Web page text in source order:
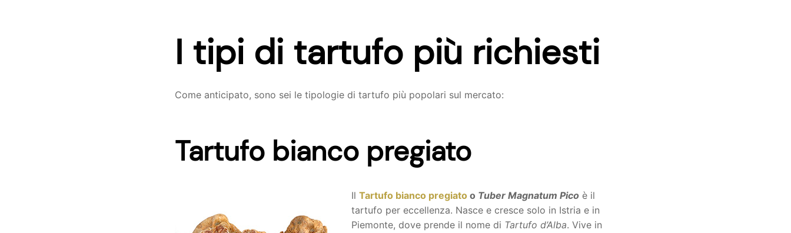
I tipi di tartufo più richiesti
Come anticipato, sono sei le tipologie di tartufo più popolari sul mercato:
Tartufo bianco pregiato
Il Tartufo bianco pregiato o Tuber Magnatum Pico è il
tartufo per eccellenza. Nasce e cresce solo in Istria e in
Piemonte, dove prende il nome di Tartufo d’Alba. Vive in